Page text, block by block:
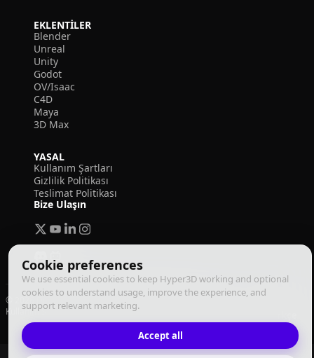
Cookie preferences
We use essential cookies to keep Hyper3D working and optional
cookies to understand usage, improve the experience, and
support relevant marketing.
Accept all
EKLENTILER
Blender
Unreal
Unity
Godot
OV/Isaac
C4D
Maya
3D Max
YASAL
Kullanım Şartları
Gizlilik Politikası
Teslimat Politikası
Bize Ulaşın
© 2026 Deemos Corporation. Tüm hakları saklıdır
Kullanım ŞartlarıGizlilik PolitikasıYerine Getirme Politikası